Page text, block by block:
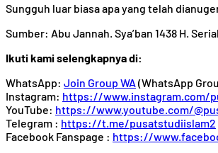
Sungguh luar biasa apa yang telah
Sumber: Abu Jannah. Sya’ban 1438 H.
Ikuti kami selengkapnya di:
WhatsApp: Join Group WA(WhatsApp
Instagram: https://www.instagram.com/
YouTube: https://www.youtube.com/
Telegram : https://t.me/pusatstudiislam2
Facebook Fanspage : https://